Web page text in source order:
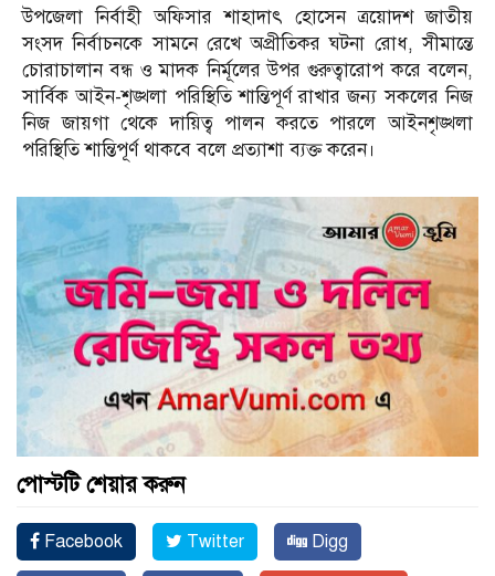
উপজেলা নির্বাহী অফিসার শাহাদাৎ হোসেন ত্রয়োদশ জাতীয়
সংসদ নির্বাচনকে সামনে রেখে অপ্রীতিকর ঘটনা রোধ, সীমান্তে
চোরাচালান বন্ধ ও মাদক নির্মূলের উপর গুরুত্বারোপ করে বলেন,
সার্বিক আইন-শৃঙ্খলা পরিস্থিতি শান্তিপূর্ণ রাখার জন্য সকলের নিজ
নিজ জায়গা থেকে দায়িত্ব পালন করতে পারলে আইনশৃঙ্খলা
পরিস্থিতি শান্তিপূর্ণ থাকবে বলে প্রত্যাশা ব্যক্ত করেন।
পোস্টটি শেয়ার করুন
Facebook Twitter Digg